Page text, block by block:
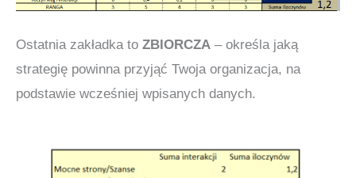
Ostatnia zakładka to ZBIORCZA – określa jaką
strategię powinna przyjąć Twoja organizacja, na
podstawie wcześniej wpisanych danych.